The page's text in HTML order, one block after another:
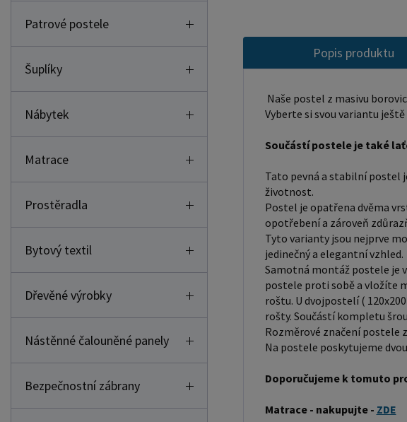
Patrové postele
Šuplíky
Nábytek
Matrace
Prostěradla
Bytový textil
Dřevěné výrobky
Nástěnné čalouněné panely
Bezpečnostní zábrany
Popis produktu
Naše postel z masivu
Vyberte si svou variantu ještě
Součástí postele je také
Tato pevná a stabilní postel
životnost.
Postel je opatřena dvěma
opotřebení a zároveň
Tyto varianty jsou nejprve
jedinečný a elegantní vzhled.
Samotná montáž postele je
postele proti sobě a vložíte
roštu. U dvojpostelí (
rošty. Součástí kompletu
Rozměrové značení postele
Na postele poskytujeme
Doporučujeme k tomuto
Matrace - nakupujte - ZDE